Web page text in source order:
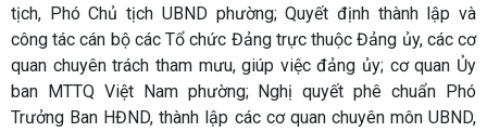
tịch, Phó Chủ tịch UBND phường; Quyết định thành lập và
công tác cán bộ các Tổ chức Đảng trực thuộc Đảng ủy, các cơ
quan chuyên trách tham mưu, giúp việc đảng ủy; cơ quan Ủy
ban MTTQ Việt Nam phường; Nghị quyết phê chuẩn Phó
Trưởng Ban HĐND, thành lập các cơ quan chuyên môn UBND,